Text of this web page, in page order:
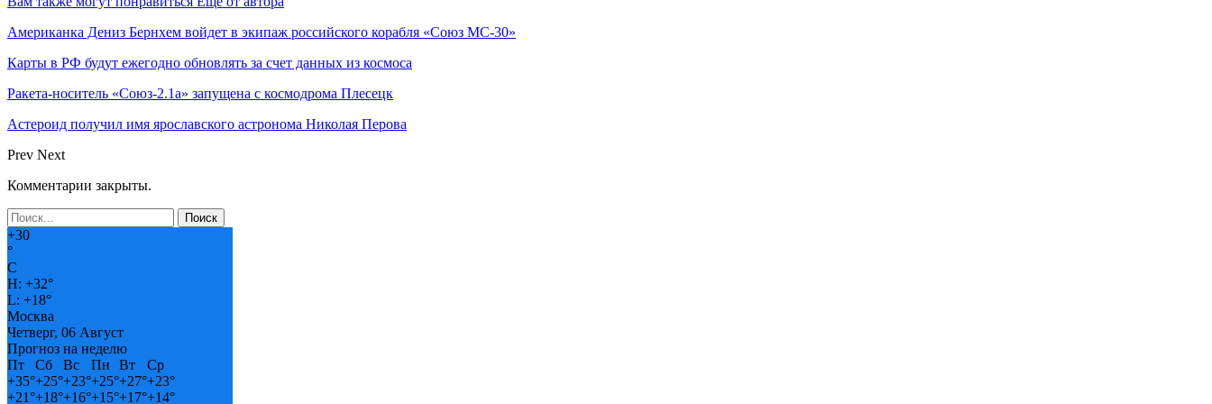
Американка Дениз Бернхем войдет в экипаж российского корабля «Союз МС-30»
Карты в РФ будут ежегодно обновлять за счет данных из космоса
Ракета-носитель «Союз-2.1а» запущена с космодрома Плесецк
Астероид получил имя ярославского астронома Николая Перова
Prev Next
Комментарии закрыты.
+30
°
C
H: +32°
L: +18°
Москва
Четверг, 06 Август
Прогноз на неделю
Пт
Сб Вс Пн Вт
Ср
+35°+25°+23°+25°+27°+23°
+21°+18°+16°+15°+17°+14°